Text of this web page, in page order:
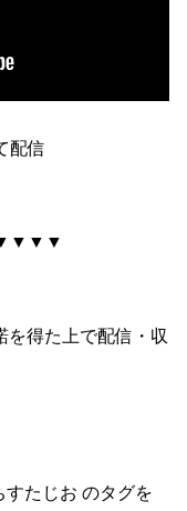
配信
得た上で配信・収
すたじお のタグを